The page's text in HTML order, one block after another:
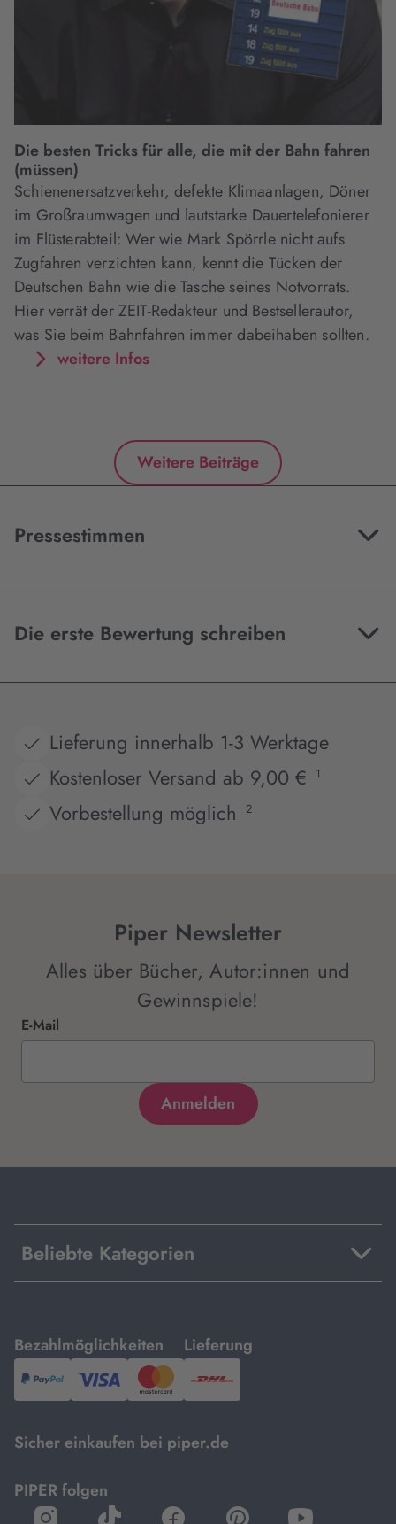
Die besten Tricks für alle, die mit der Bahn fahren
(müssen)
Schienenersatzverkehr, defekte Klimaanlagen, Döner
im Großraumwagen und lautstarke Dauertelefonierer
im Flüsterabteil: Wer wie Mark Spörrle nicht aufs
Zugfahren verzichten kann, kennt die Tücken der
Deutschen Bahn wie die Tasche seines Notvorrats.
Hier verrät der ZEIT-Redakteur und Bestsellerautor,
was Sie beim Bahnfahren immer dabeihaben sollten.
weitere Infos
Weitere Beiträge
Pressestimmen
Die erste Bewertung schreiben
Lieferung innerhalb 1-3 Werktage
Kostenloser Versand ab 9,00 €
1
Vorbestellung möglich 2
Piper Newsletter
Alles über Bücher, Autor:innen und
Gewinnspiele!
E-Mail
Beliebte Kategorien
Bezahlmöglichkeiten
mit
PayPal,Visa
und
Lieferung
mit
DHL.
Sicher einkaufen bei piper.de
PIPER folgen
öffnet
öffnet
öffnet
öffnet
öffnet